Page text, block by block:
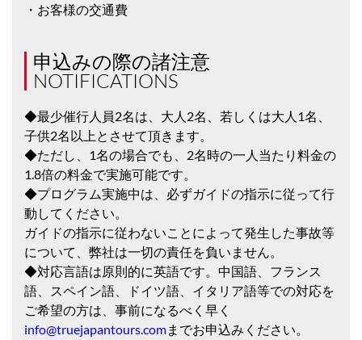
・お客様の交通費
申込みの際の諸注意
NOTIFICATIONS
◆最少催行人員2名は、大人2名、若しくは大人1名、
子供2名以上とさせて頂きます。
◆ただし、1名の場合でも、2名時の一人当たり料金の
1.8倍の料金で実施可能です。
◆プログラム実施中は、必ずガイドの指示に従って行
動してください。
ガイドの指示に従わないことによって発生した事故等
について、弊社は一切の責任を負いません。
◆対応言語は原則的に英語です。中国語、フランス
語、スペイン語、ドイツ語、イタリア語等での対応を
ご希望の方は、事前になるべく早く
info@truejapantours.comまでお申込みください。